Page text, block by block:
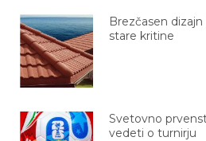
Brezčasen
stare kritine
Svetovno
vedeti o turnirju